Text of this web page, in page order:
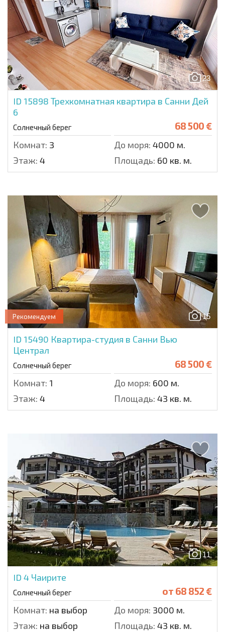
23
ID 15898 Трехкомнатная квартира в Санни Дей
6
Солнечный берег 68 500 €
Комнат: 3 До моря: 4000 м.
Этаж: 4 Площадь: 60 кв. м.
15
Рекомендуем
ID 15490 Квартира-студия в Санни Вью
Централ
Солнечный берег 68 500 €
Комнат: 1 До моря: 600 м.
Этаж: 4 Площадь: 43 кв. м.
11
ID 4 Чаирите
Солнечный берег от 68 852 €
Комнат: на выбор До моря: 3000 м.
Этаж: на выбор Площадь: 43 кв. м.